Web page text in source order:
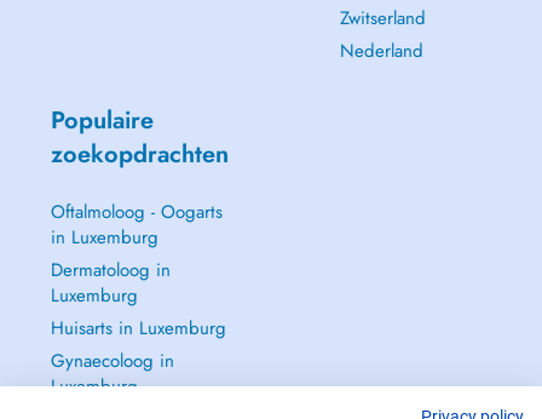
Zwitserland
Nederland
Populaire
zoekopdrachten
Oftalmoloog - Oogarts
in Luxemburg
Dermatoloog in
Luxemburg
Huisarts in Luxemburg
Gynaecoloog in
Luxemburg